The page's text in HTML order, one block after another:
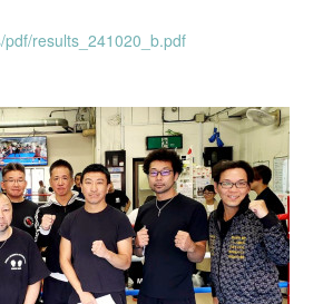
results_241020_b.pdf